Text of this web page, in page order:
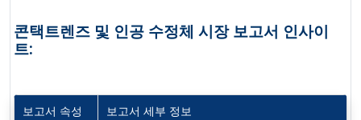
콘택트렌즈 및 인공 수정체 시장 보고서 인사이
트:
보고서 속성 보고서 세부 정보